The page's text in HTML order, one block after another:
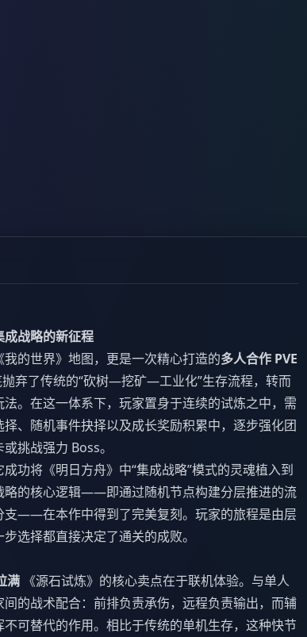
战略的新征程
我的世界》地图，更是一次精心打造的多人合作 PVE
弃了传统的“砍树—挖矿—工业化”生存流程，转而
。在这一体系下，玩家置身于连续的试炼之中，需
、随机事件抉择以及成长奖励积累中，逐步强化团
挑战强力 Boss。
功将《明日方舟》中“集成战略”模式的灵魂植入到
略的核心逻辑——即通过随机节点构建分层推进的流
支——在本作中得到了完美复刻。玩家的旅程是由层
选择都直接决定了通关的成败。
满 《源石试炼》的核心卖点在于联机体验。与单人
的战术配合：前排负责承伤，远程负责输出，而辅
可替代的作用。相比于传统的单机生存，这种快节